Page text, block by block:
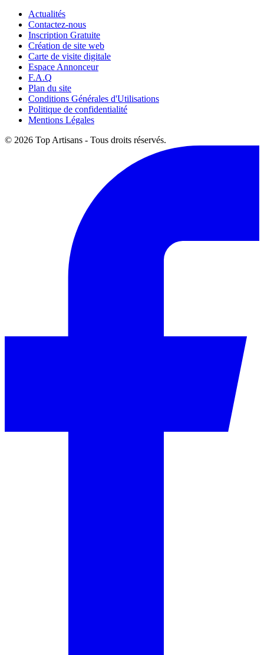
Actualités
Contactez-nous
Inscription Gratuite
Création de site web
Carte de visite digitale
Espace Annonceur
F.A.Q
Plan du site
Conditions Générales d'Utilisations
Politique de confidentialité
Mentions Légales
© 2026 Top Artisans - Tous droits réservés.